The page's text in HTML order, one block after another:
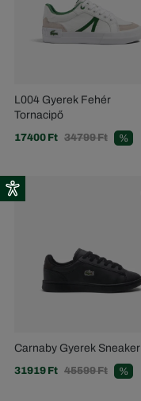
L004 Gyerek Fehér
Tornacipő
17400 Ft 34799 Ft %
Carnaby Gyerek Sneaker
31919 Ft 45599 Ft %